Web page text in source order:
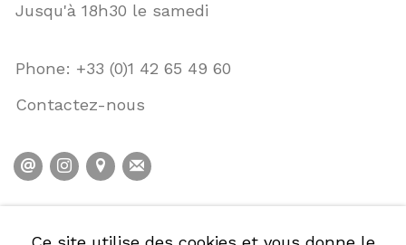
Jusqu'à 18h30 le samedi
Phone: +33 (0)1 42 65 49 60
Contactez-nous